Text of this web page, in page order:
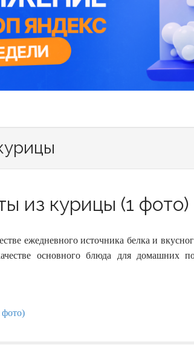
из курицы (1 фото)
ежедневного источника белка и
основного блюда для домашних